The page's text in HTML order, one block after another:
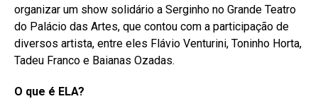
organizar um show solidário a Serginho no Grande Teatro
do Palácio das Artes, que contou com a participação de
diversos artista, entre eles Flávio Venturini, Toninho Horta,
Tadeu Franco e Baianas Ozadas.
O que é ELA?